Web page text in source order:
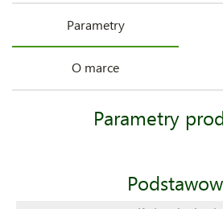
Parametry
O marce
Parametry